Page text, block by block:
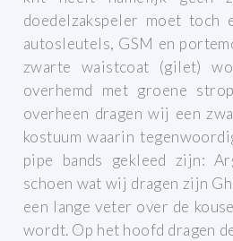
doedelzakspeler moet toch
autosleutels, GSM en
zwarte waistcoat (gilet)
overhemd met groene
overheen dragen wij een
kostuum waarin
pipe bands gekleed zijn:
schoen wat wij dragen zijn
een lange veter over de
wordt. Op het hoofd dragen